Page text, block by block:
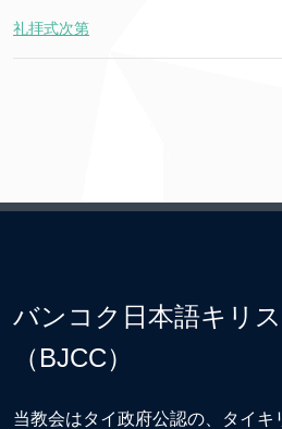
礼拝式次第
バンコク日本語キリ
（BJCC）
当教会はタイ政府公認の、タイ